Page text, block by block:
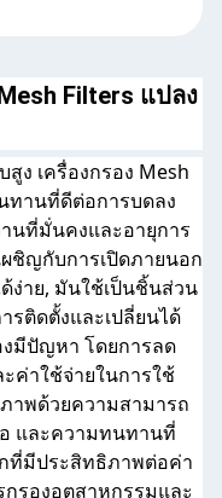
Filters แปลง
ง เครื่องกรอง Mesh
ทานที่ดีต่อการบดลง
นที่มั่นคงและอายุการ
ชิญกับการเปิดภายนอก
ง่าย, มันใช้เป็นชิ้นส่วน
รติดตั้งและเปลี่ยนได้
งมีปัญหา โดยการลด
ค่าใช้จ่ายในการใช้
าพด้วยความสามารถ
และความทนทานที่
ที่มีประสิทธิภาพต่อค่า
รองอุตสาหกรรมและ